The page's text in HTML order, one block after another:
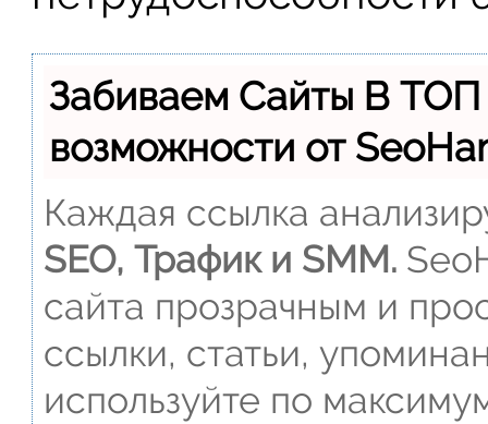
Забиваем Сайты В
возможности от
Каждая ссылка
SEO, Трафик и SMM.
сайта прозрачным и
ссылки, статьи,
используйте по